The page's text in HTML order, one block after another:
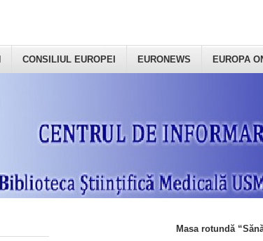
CONSILIUL EUROPEI EURONEWS EUROPA
Masa rotundă